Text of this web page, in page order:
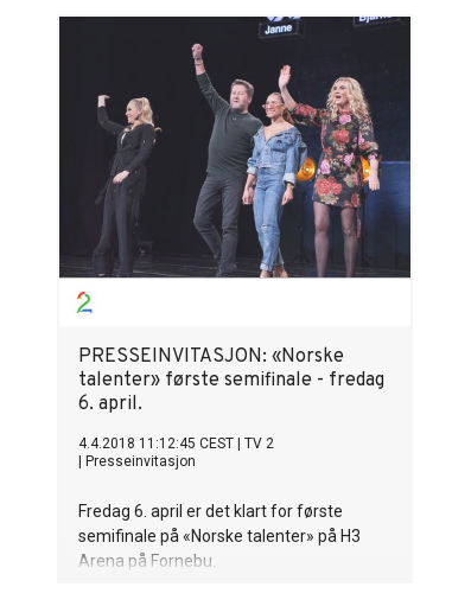
PRESSEINVITASJON: «Norske
talenter» første semifinale - fredag
6. april.
4.4.2018 11:12:45 CEST
TV 2
Presseinvitasjon
Fredag 6. april er det klart for første
semifinale på «Norske talenter» på H3
Arena på Fornebu.